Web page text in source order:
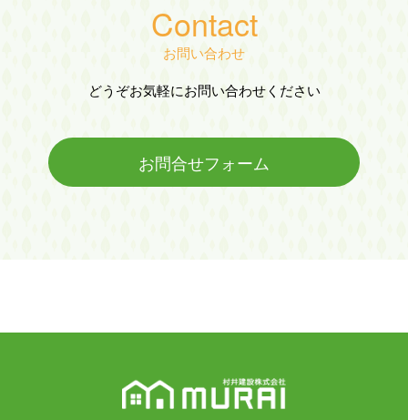
Contact
お問い合わせ
どうぞお気軽にお問い合わせください
お問合せフォーム